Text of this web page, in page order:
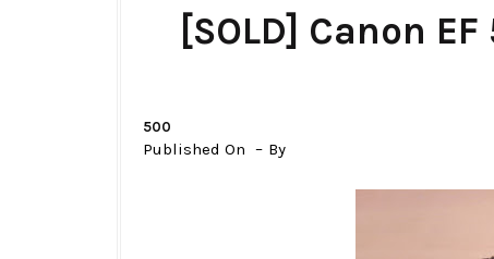
[SOLD] Canon
500
Published On By